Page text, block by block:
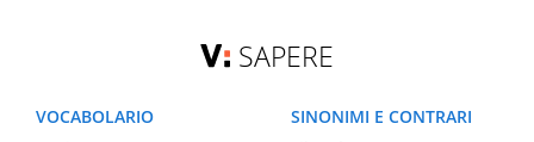
SAPERE
VOCABOLARIO
SINONIMI E CONTRARI